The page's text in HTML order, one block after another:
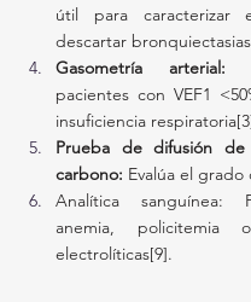
útil para caracterizar
descartar
Gasometría arterial:
pacientes con VEF1
insuficiencia
Prueba de difusión
carbono: Evalúa el grado
Analítica sanguínea:
anemia, policitemia
electrolíticas[9].